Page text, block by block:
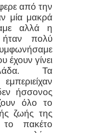
από την
μία μακρά
αλλά η
ήταν πολύ
έχουν γίνει
Τα
ήσσονος
όλο το
ζωής της
πακέτο